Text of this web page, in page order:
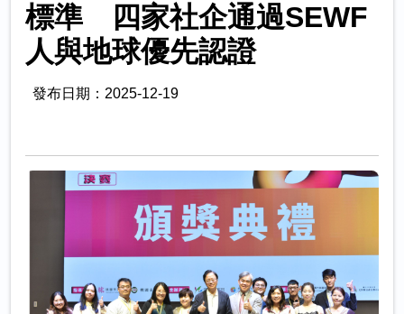
標準 四家社企通過SEWF
人與地球優先認證
發布日期：2025-12-19